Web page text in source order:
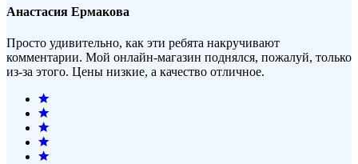
Анастасия Ермакова
Просто удивительно, как эти ребята накручивают
комментарии. Мой онлайн-магазин поднялся, пожалуй, только
из-за этого. Цены низкие, а качество отличное.